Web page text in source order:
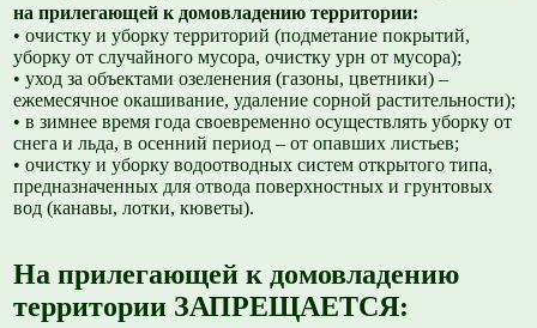
на прилегающей к домовладению территории:
• очистку и уборку территорий (подметание покрытий,
уборку от случайного мусора, очистку урн от мусора);
• уход за объектами озеленения (газоны, цветники) –
ежемесячное окашивание, удаление сорной растительности);
• в зимнее время года своевременно осуществлять уборку от
снега и льда, в осенний период – от опавших листьев;
• очистку и уборку водоотводных систем открытого типа,
предназначенных для отвода поверхностных и грунтовых
вод (канавы, лотки, кюветы).
На прилегающей к домовладению
территории ЗАПРЕЩАЕТСЯ: